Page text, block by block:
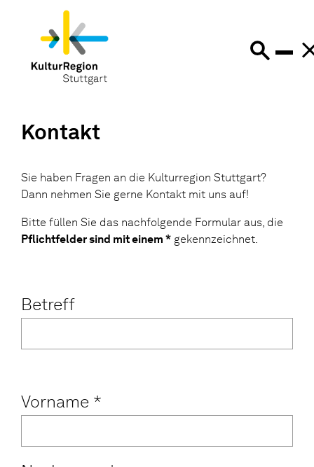
Kontakt
Sie haben Fragen an die Kulturregion Stuttgart?
Dann nehmen Sie gerne Kontakt mit uns auf!
Bitte füllen Sie das nachfolgende Formular aus, die
Pflichtfelder sind mit einem * gekennzeichnet.
Betreff
Vorname *